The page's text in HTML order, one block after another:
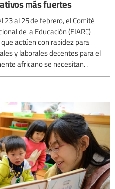
más fuertes
23 al 25 de febrero, el Comité
de la Educación (EIARC)
actúen con rapidez para
y laborales decentes para el
africano se necesitan...